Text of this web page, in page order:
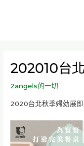
202010台
2angels的一切
2020台北秋季婦幼展